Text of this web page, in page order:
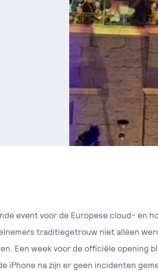
event voor de Europese cloud- en
traditiegetrouw niet alleen
Een week voor de officiële opening
iPhone na zijn er geen incidenten